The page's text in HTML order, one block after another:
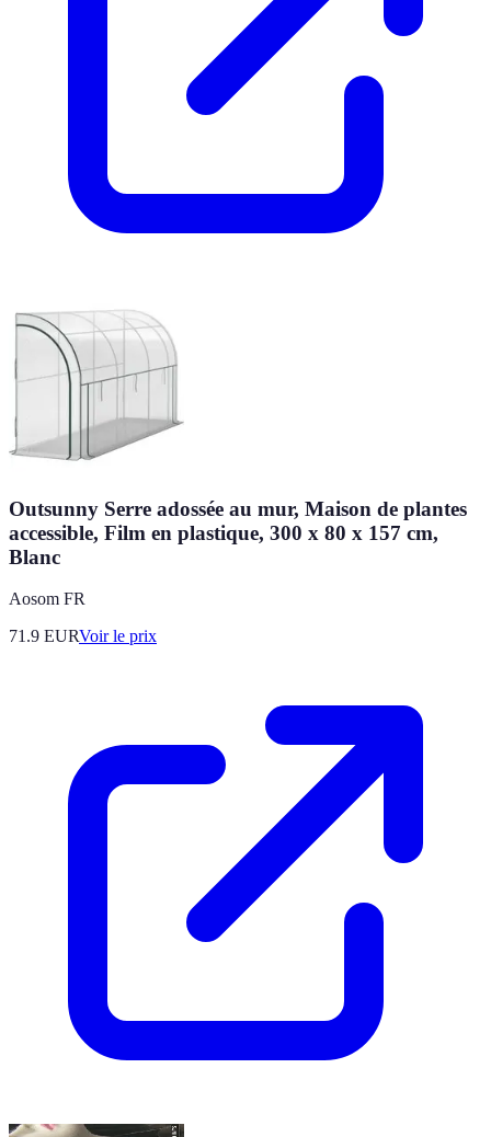
Outsunny Serre adossée au mur, Maison de plantes
accessible, Film en plastique, 300 x 80 x 157 cm,
Blanc
Aosom FR
71.9 EURVoir le prix